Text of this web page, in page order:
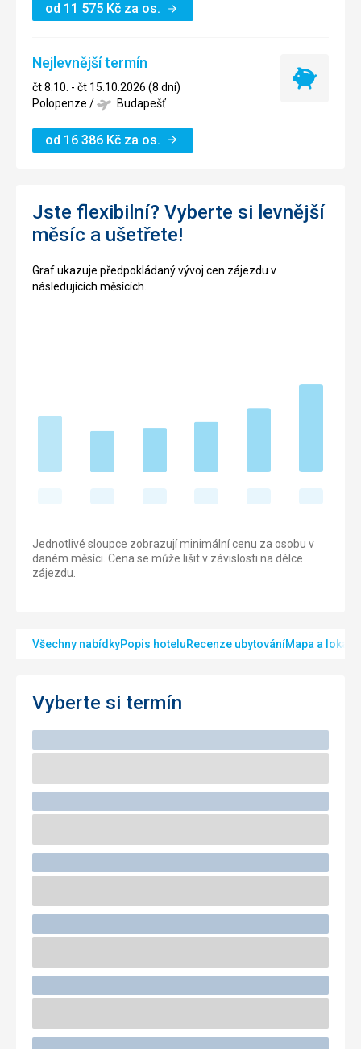
od 11 575 Kč za os.
Nejlevnější termín
čt 8.10. - čt 15.10.2026 (8 dní)
Polopenze / Budapešť
od 16 386 Kč za os.
Nejlevnější
Jste flexibilní? Vyberte si levnější
měsíc a ušetřete!
Graf ukazuje předpokládaný vývoj cen zájezdu v
následujících měsících.
Jednotlivé sloupce zobrazují minimální cenu za osobu v
daném měsíci. Cena se může lišit v závislosti na délce
zájezdu.
Všechny nabídkyPopis hoteluRecenze ubytováníMapa a
Vyberte si termín